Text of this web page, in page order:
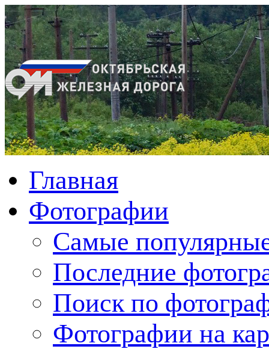
Главная
Фотографии
Cамые
Последние
Поиск по
Фотографии на